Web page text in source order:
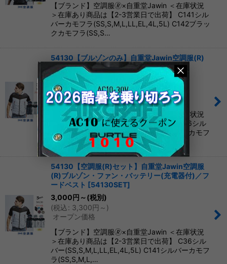
【ブランド】空調服🄬×自重堂Jawin ＜在庫状況
＞在庫あり商品は【2-3営業日で出荷】 C141シル
バーカモフラ(SS,S,M,L,LL,EL,4L,5L) C142ブラッ
クカモフラ(SS,S…
54130【ブルゾンのみ】自重堂Jawin空調服(R)
／フードベスト
54130]
3,000円 ～3,600
(税込: 3,300円～3,960円)
オープン価格
【ブランド】空調服🄬×自重堂Jawin ＜在庫状況
＞在庫あり商品は【2-3営業日で出荷】 C36シル
バー(SS,S,M,L,LL,EL,4L,5L) C141シルバーカモフ
ラ(SS,S,M,L,…
54130【空調服(R)セット】自重堂Jawin空調服
(R)ブルゾン・ファン・バッテリー(充電器付)／フ
ードベスト [54130SET]
3,000円 ～(税別)
(税込: 3,300円 ～ )
オープン価格
【ブランド】空調服🄬×自重堂Jawin ＜在庫状況
＞在庫あり商品は【2-3営業日で出荷】 C36シル
バー(SS,S,M,L,LL,EL,4L,5L) C141シルバーカモフ
ラ(SS,S,M,L,…